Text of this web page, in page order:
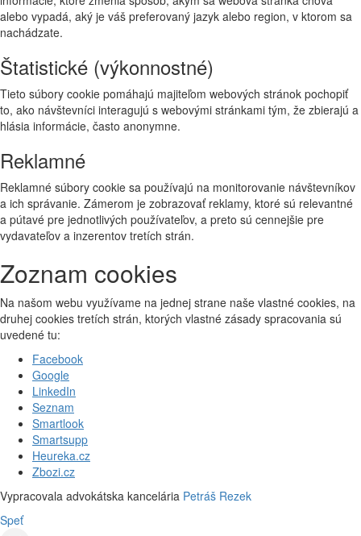
alebo vypadá, aký je váš preferovaný jazyk alebo region, v ktorom sa
nachádzate.
Štatistické (výkonnostné)
Tieto súbory cookie pomáhajú majiteľom webových stránok pochopiť
to, ako návštevníci interagujú s webovými stránkami tým, že zbierajú a
hlásia informácie, často anonymne.
Reklamné
Reklamné súbory cookie sa používajú na monitorovanie návštevníkov
a ich správanie. Zámerom je zobrazovať reklamy, ktoré sú relevantné
a pútavé pre jednotlivých používateľov, a preto sú cennejšie pre
vydavateľov a inzerentov tretích strán.
Zoznam cookies
Na našom webu využívame na jednej strane naše vlastné cookies, na
druhej cookies tretích strán, ktorých vlastné zásady spracovania sú
uvedené tu:
Facebook
Google
LinkedIn
Seznam
Smartlook
Smartsupp
Heureka.cz
Zbozi.cz
Vypracovala advokátska kancelária Petráš Rezek
Speť